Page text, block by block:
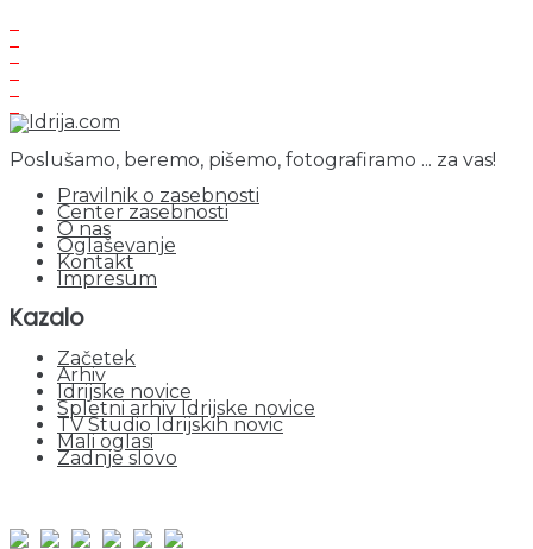
Poslušamo, beremo, pišemo, fotografiramo ... za vas!
Pravilnik o zasebnosti
Center zasebnosti
O nas
Oglaševanje
Kontakt
Impresum
Kazalo
Začetek
Arhiv
Idrijske novice
Spletni arhiv Idrijske novice
TV Studio Idrijskih novic
Mali oglasi
Zadnje slovo